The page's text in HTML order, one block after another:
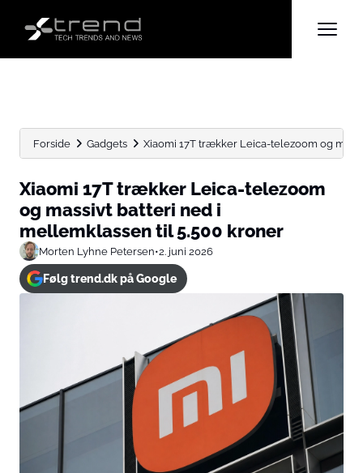
Forside Gadgets Xiaomi 17T trækker Leica-telezoom og
Xiaomi 17T trækker Leica-telezoom
og massivt batteri ned i
mellemklassen til 5.500 kroner
Morten Lyhne Petersen•2. juni 2026
Følg trend.dk på Google